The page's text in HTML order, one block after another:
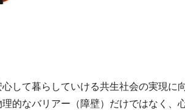
して暮らしていける共生社会の実現
的なバリアー（障壁）だけではなく、